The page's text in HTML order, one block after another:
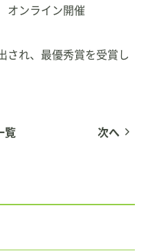
ンライン開催
され、最優秀賞を受賞し
覧 次へ